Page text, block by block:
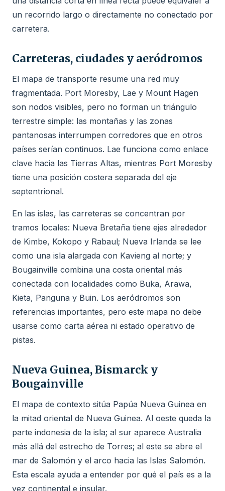
un recorrido largo o directamente no conectado por
carretera.
Carreteras, ciudades y aeródromos
El mapa de transporte resume una red muy
fragmentada. Port Moresby, Lae y Mount Hagen
son nodos visibles, pero no forman un triángulo
terrestre simple: las montañas y las zonas
pantanosas interrumpen corredores que en otros
países serían continuos. Lae funciona como enlace
clave hacia las Tierras Altas, mientras Port Moresby
tiene una posición costera separada del eje
septentrional.
En las islas, las carreteras se concentran por
tramos locales: Nueva Bretaña tiene ejes alrededor
de Kimbe, Kokopo y Rabaul; Nueva Irlanda se lee
como una isla alargada con Kavieng al norte; y
Bougainville combina una costa oriental más
conectada con localidades como Buka, Arawa,
Kieta, Panguna y Buin. Los aeródromos son
referencias importantes, pero este mapa no debe
usarse como carta aérea ni estado operativo de
pistas.
Nueva Guinea, Bismarck y
Bougainville
El mapa de contexto sitúa Papúa Nueva Guinea en
la mitad oriental de Nueva Guinea. Al oeste queda la
parte indonesia de la isla; al sur aparece Australia
más allá del estrecho de Torres; al este se abre el
mar de Salomón y el arco hacia las Islas Salomón.
Esta escala ayuda a entender por qué el país es a la
vez continental e insular.